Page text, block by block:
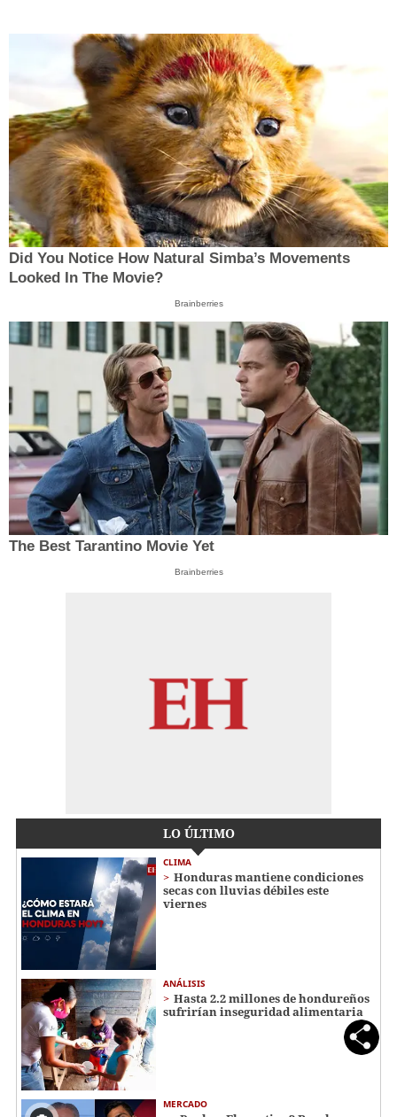
Did You Notice How Natural Simba’s Movements
Looked In The Movie?
Brainberries
The Best Tarantino Movie Yet
Brainberries
LO ÚLTIMO
CLIMA
Honduras mantiene condiciones
secas con lluvias débiles este
viernes
ANÁLISIS
Hasta 2.2 millones de hondureños
sufrirían inseguridad alimentaria
MERCADO